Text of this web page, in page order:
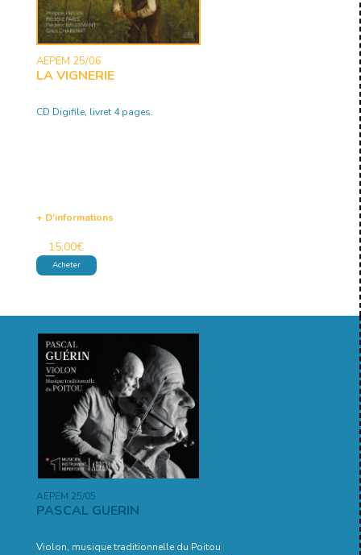
AEPEM 25/06
LA VIGNERIE
CD Digifile, livret 4 pages.
+ D'informations
15,00€
Acheter
AEPEM 25/05
PASCAL GUERIN
Violon, musique traditionnelle du Poitou